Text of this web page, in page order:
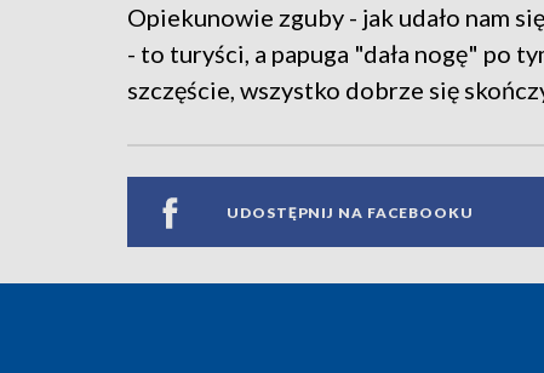
Opiekunowie zguby - jak udało nam
- to turyści, a papuga "dała nogę" po
szczęście, wszystko dobrze się
UDOSTĘPNIJ NA FACEBOOKU